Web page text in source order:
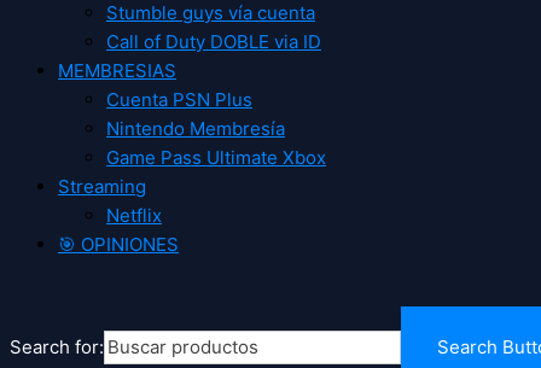
Stumble guys vía cuenta
Call of Duty DOBLE via ID
MEMBRESIAS
Cuenta PSN Plus
Nintendo Membresía
Game Pass Ultimate Xbox
Streaming
Netflix
🎯 OPINIONES
Search for: Search